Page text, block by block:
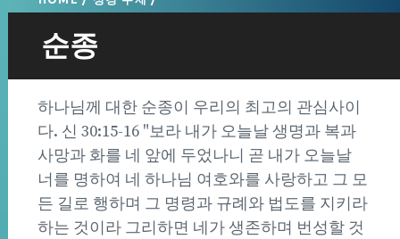
순종
하나님께 대한 순종이 우리의 최고의 관심사이
다. 신 30:15-16 "보라 내가 오늘날 생명과 복과
사망과 화를 네 앞에 두었나니 곧 내가 오늘날
너를 명하여 네 하나님 여호와를 사랑하고 그 모
든 길로 행하며 그 명령과 규례와 법도를 지키라
하는 것이라 그리하면 네가 생존하며 번성할 것